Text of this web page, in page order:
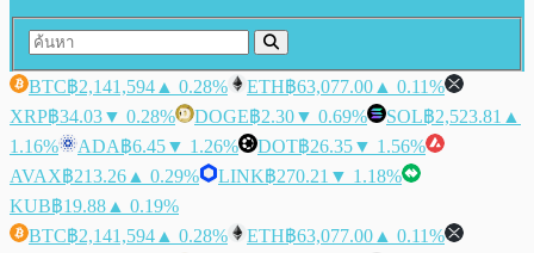
BTC฿2,141,594 ▲ 0.28% ETH฿63,077.00 ▲ 0.11%
XRP฿34.03▼ 0.28% DOGE฿2.30▼ 0.69% SOL฿2,523.81 ▲
1.16%
ADA฿6.45▼ 1.26% DOT฿26.35▼ 1.56%
AVAX฿213.26 ▲ 0.29% LINK฿270.21 ▼ 1.18%
KUB฿19.88 ▲ 0.19%
BTC฿2,141,594 ▲ 0.28% ETH฿63,077.00 ▲ 0.11%